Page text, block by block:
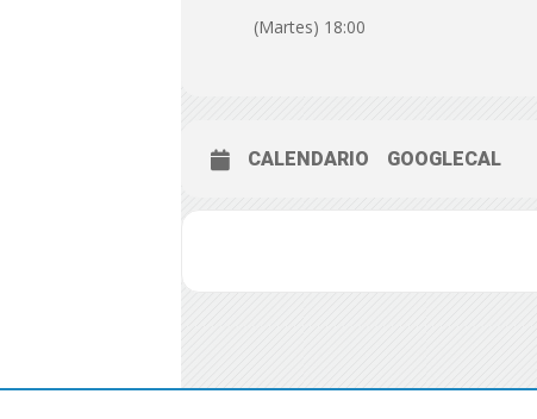
(Martes) 18:00
CALENDARIO GOOGLECAL